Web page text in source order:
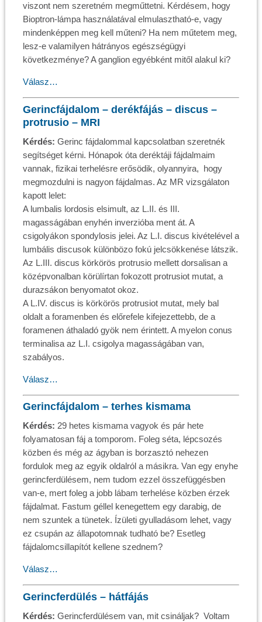
viszont nem szeretném megműttetni. Kérdésem, hogy
Bioptron-lámpa használatával elmulasztható-e, vagy
mindenképpen meg kell műteni? Ha nem műtetem meg,
lesz-e valamilyen hátrányos egészségügyi
következménye? A ganglion egyébként mitől alakul ki?
Válasz…
Gerincfájdalom – derékfájás – discus –
protrusio – MRI
Kérdés: Gerinc fájdalommal kapcsolatban szeretnék
segítséget kérni. Hónapok óta deréktáji fájdalmaim
vannak, fizikai terhelésre erősödik, olyannyira, hogy
megmozdulni is nagyon fájdalmas. Az MR vizsgálaton
kapott lelet:
A lumbalis lordosis elsimult, az L.II. és III.
magasságában enyhén inverzióba ment át. A
csigolyákon spondylosis jelei. Az L.I. discus kivételével a
lumbális discusok különbözo fokú jelcsökkenése látszik.
Az L.III. discus körkörös protrusio mellett dorsalisan a
középvonalban körülírtan fokozott protrusiot mutat, a
durazsákon benyomatot okoz.
A L.IV. discus is körkörös protrusiot mutat, mely bal
oldalt a foramenben és előrefele kifejezettebb, de a
foramenen áthaladó gyök nem érintett. A myelon conus
terminalisa az L.I. csigolya magasságában van,
szabályos.
Válasz…
Gerincfájdalom – terhes kismama
Kérdés: 29 hetes kismama vagyok és pár hete
folyamatosan fáj a tomporom. Foleg séta, lépcsozés
közben és még az ágyban is borzasztó nehezen
fordulok meg az egyik oldalról a másikra. Van egy enyhe
gerincferdülésem, nem tudom ezzel összefüggésben
van-e, mert foleg a jobb lábam terhelése közben érzek
fájdalmat. Fastum géllel kenegettem egy darabig, de
nem szuntek a tünetek. Ízületi gyulladásom lehet, vagy
ez csupán az állapotomnak tudható be? Esetleg
fájdalomcsillapítót kellene szednem?
Válasz…
Gerincferdülés – hátfájás
Kérdés: Gerincferdülésem van, mit csináljak? Voltam